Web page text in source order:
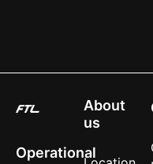
Operational
About
us